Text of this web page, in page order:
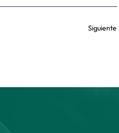
Siguiente